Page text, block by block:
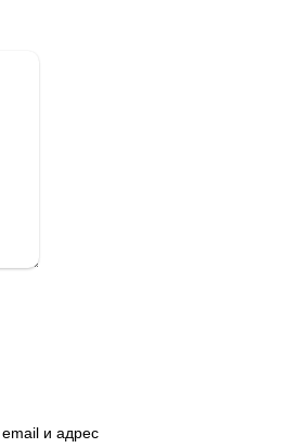
и адрес